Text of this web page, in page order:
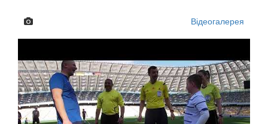
Відеогалерея